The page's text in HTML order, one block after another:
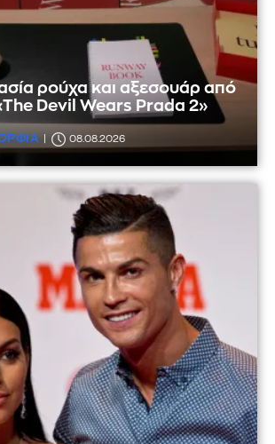
ρούχα και αξεσουάρ από
Devil Wears Prada 2»
08.08.2026